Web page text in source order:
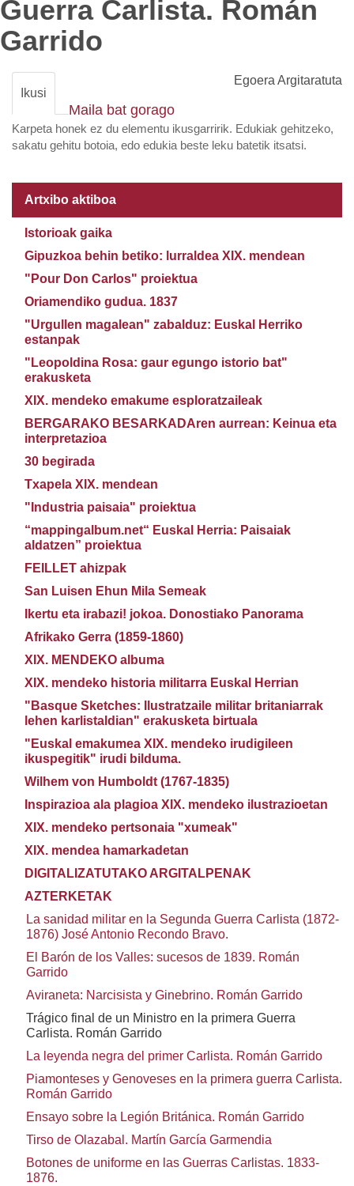
Guerra Carlista. Román
Garrido
Ikusi
Egoera Argitaratuta
Maila bat gorago
Karpeta honek ez du elementu ikusgarririk. Edukiak gehitzeko,
sakatu gehitu botoia, edo edukia beste leku batetik itsatsi.
Artxibo aktiboa
Istorioak gaika
Gipuzkoa behin betiko: lurraldea XIX. mendean
"Pour Don Carlos" proiektua
Oriamendiko gudua. 1837
"Urgullen magalean" zabalduz: Euskal Herriko
estanpak
"Leopoldina Rosa: gaur egungo istorio bat"
erakusketa
XIX. mendeko emakume esploratzaileak
BERGARAKO BESARKADAren aurrean: Keinua eta
interpretazioa
30 begirada
Txapela XIX. mendean
"Industria paisaia" proiektua
“mappingalbum.net“ Euskal Herria: Paisaiak
aldatzen” proiektua
FEILLET ahizpak
San Luisen Ehun Mila Semeak
Ikertu eta irabazi! jokoa. Donostiako Panorama
Afrikako Gerra (1859-1860)
XIX. MENDEKO albuma
XIX. mendeko historia militarra Euskal Herrian
"Basque Sketches: Ilustratzaile militar britaniarrak
lehen karlistaldian" erakusketa birtuala
"Euskal emakumea XIX. mendeko irudigileen
ikuspegitik" irudi bilduma.
Wilhem von Humboldt (1767-1835)
Inspirazioa ala plagioa XIX. mendeko ilustrazioetan
XIX. mendeko pertsonaia "xumeak"
XIX. mendea hamarkadetan
DIGITALIZATUTAKO ARGITALPENAK
AZTERKETAK
La sanidad militar en la Segunda Guerra Carlista (1872-
1876) José Antonio Recondo Bravo.
El Barón de los Valles: sucesos de 1839. Román
Garrido
Aviraneta: Narcisista y Ginebrino. Román Garrido
Trágico final de un Ministro en la primera Guerra
Carlista. Román Garrido
La leyenda negra del primer Carlista. Román Garrido
Piamonteses y Genoveses en la primera guerra Carlista.
Román Garrido
Ensayo sobre la Legión Británica. Román Garrido
Tirso de Olazabal. Martín García Garmendia
Botones de uniforme en las Guerras Carlistas. 1833-
1876.